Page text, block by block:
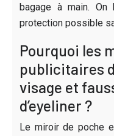
bagage à main.
protection possible
Pourquoi les
publicitaires
visage et
d’eyeliner ?
Le miroir de poche